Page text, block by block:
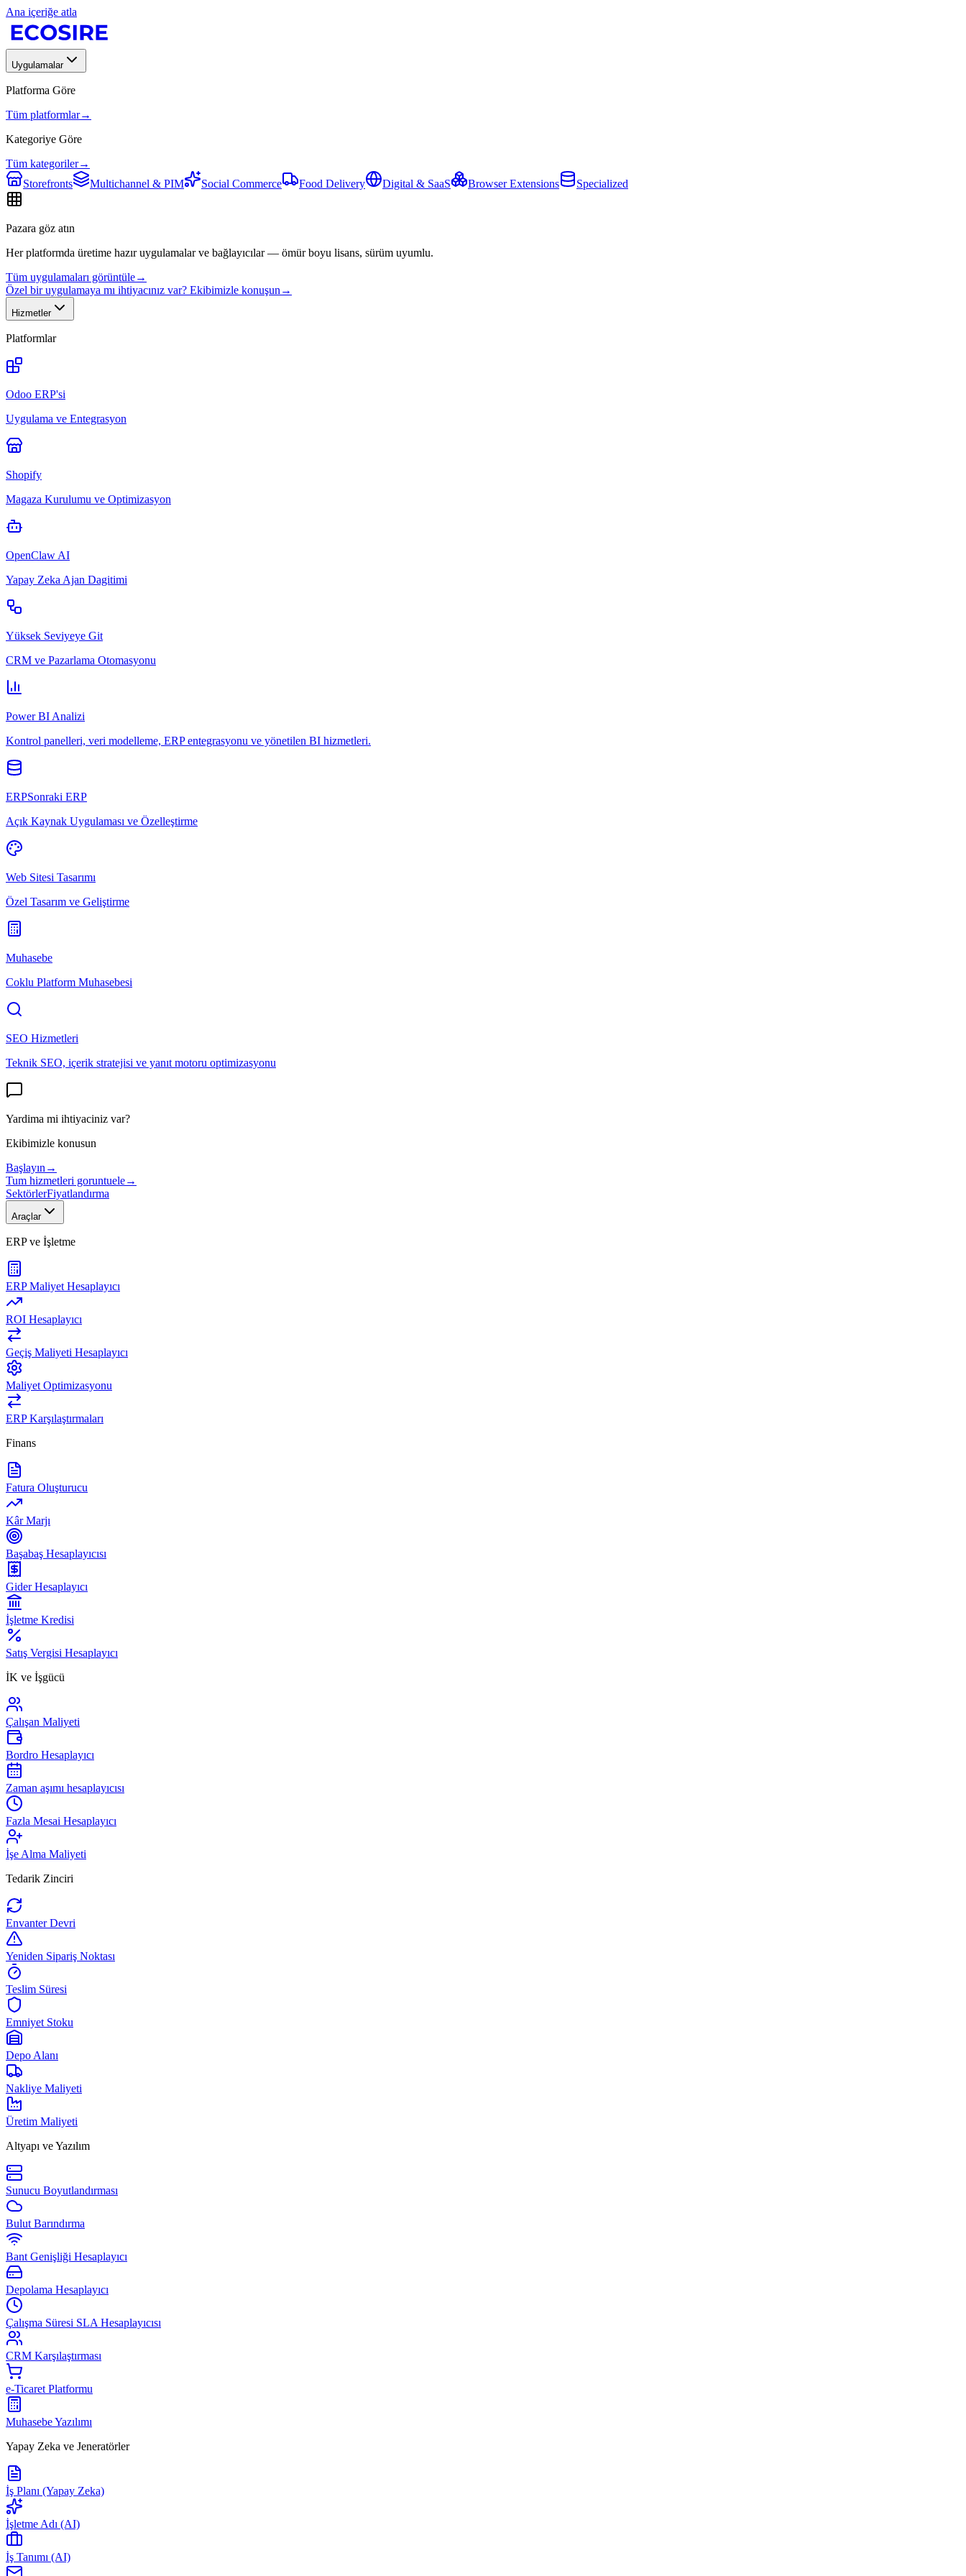
Ana içeriğe atla
Uygulamalar
Platforma Göre
Tüm platformlar→
Kategoriye Göre
Tüm kategoriler→
Storefronts
Multichannel & PIM Social Commerce Food Delivery Digital & SaaS Browser Extensions Specialized
Pazara göz atın
Her platformda üretime hazır uygulamalar ve bağlayıcılar — ömür boyu lisans, sürüm uyumlu.
Tüm uygulamaları görüntüle→
Özel bir uygulamaya mı ihtiyacınız var? Ekibimizle konuşun →
Hizmetler
Platformlar
Odoo ERP'si
Uygulama ve Entegrasyon
Shopify
Magaza Kurulumu ve Optimizasyon
OpenClaw AI
Yapay Zeka Ajan Dagitimi
Yüksek Seviyeye Git
CRM ve Pazarlama Otomasyonu
Power BI Analizi
Kontrol panelleri, veri modelleme, ERP entegrasyonu ve yönetilen BI hizmetleri.
ERPSonraki ERP
Açık Kaynak Uygulaması ve Özelleştirme
Web Sitesi Tasarımı
Özel Tasarım ve Geliştirme
Muhasebe
Coklu Platform Muhasebesi
SEO Hizmetleri
Teknik SEO, içerik stratejisi ve yanıt motoru optimizasyonu
Yardima mi ihtiyaciniz var?
Ekibimizle konusun
Başlayın →
Tum hizmetleri goruntuele→
SektörlerFiyatlandırma
Araçlar
ERP ve İşletme
ERP Maliyet Hesaplayıcı
ROI Hesaplayıcı
Geçiş Maliyeti Hesaplayıcı
Maliyet Optimizasyonu
ERP Karşılaştırmaları
Finans
Fatura Oluşturucu
Kâr Marjı
Başabaş Hesaplayıcısı
Gider Hesaplayıcı
İşletme Kredisi
Satış Vergisi Hesaplayıcı
İK ve İşgücü
Çalışan Maliyeti
Bordro Hesaplayıcı
Zaman aşımı hesaplayıcısı
Fazla Mesai Hesaplayıcı
İşe Alma Maliyeti
Tedarik Zinciri
Envanter Devri
Yeniden Sipariş Noktası
Teslim Süresi
Emniyet Stoku
Depo Alanı
Nakliye Maliyeti
Üretim Maliyeti
Altyapı ve Yazılım
Sunucu Boyutlandırması
Bulut Barındırma
Bant Genişliği Hesaplayıcı
Depolama Hesaplayıcı
Çalışma Süresi SLA Hesaplayıcısı
CRM Karşılaştırması
e-Ticaret Platformu
Muhasebe Yazılımı
Yapay Zeka ve Jeneratörler
İş Planı (Yapay Zeka)
İşletme Adı (AI)
İş Tanımı (AI)